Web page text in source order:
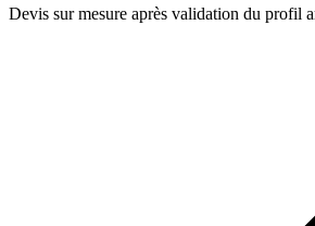
Devis sur mesure après validation du profil